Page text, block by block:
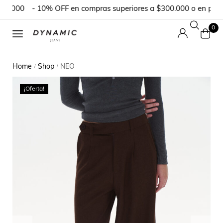
- 10% OFF en compras superiores a $300.000 o en
0
Home / Shop / NEO
¡Oferta!